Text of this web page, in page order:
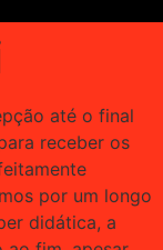
até o final
receber os
por um longo
didática, a